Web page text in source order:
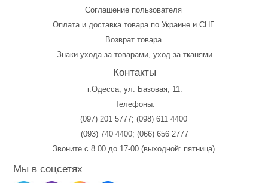
Соглашение пользователя
Оплатаи доставка товара по Украине и СНГ
Возврат товара
Знаки ухода за товарами, уход за тканями
Контакты
г.Одесса, ул. Базовая, 11.
Телефоны:
(097) 201 5777; (098) 611 4400
(093) 740 4400; (066) 656 2777
Звоните с 8.00 до 17-00 (выходной: пятница)
Мы в соцсетях